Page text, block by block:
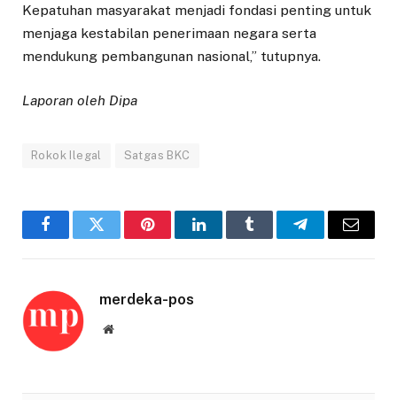
Kepatuhan masyarakat menjadi fondasi penting untuk
menjaga kestabilan penerimaan negara serta
mendukung pembangunan nasional,” tutupnya.
Laporan oleh Dipa
Rokok Ilegal Satgas BKC
FacebookTwitter PinterestLinkedInTumblr TelegramEmail
merdeka-pos
Website